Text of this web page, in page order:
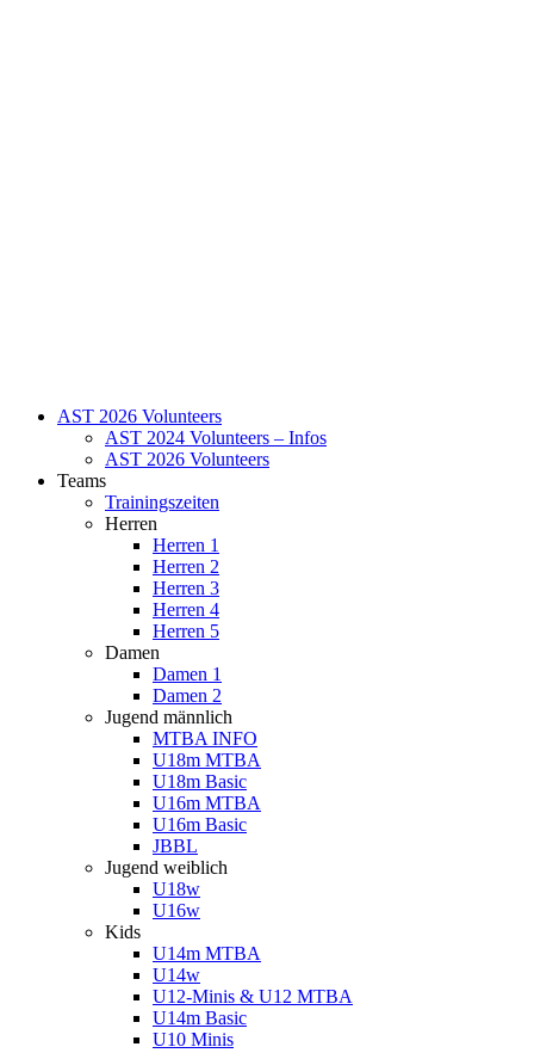
AST 2026 Volunteers
AST 2024 Volunteers – Infos
AST 2026 Volunteers
Teams
Trainingszeiten
Herren
Herren 1
Herren 2
Herren 3
Herren 4
Herren 5
Damen
Damen 1
Damen 2
Jugend männlich
MTBA INFO
U18m MTBA
U18m Basic
U16m MTBA
U16m Basic
JBBL
Jugend weiblich
U18w
U16w
Kids
U14m MTBA
U14w
U12-Minis & U12 MTBA
U14m Basic
U10 Minis